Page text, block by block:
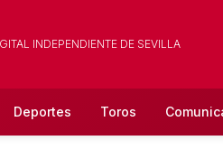
INDEPENDIENTE DE SEVILLA
Deportes Toros